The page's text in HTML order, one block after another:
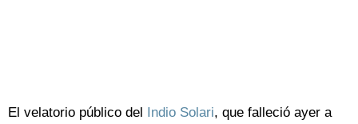
El velatorio público del Indio Solari, que falleció ayer a